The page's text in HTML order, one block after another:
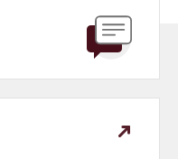
예약